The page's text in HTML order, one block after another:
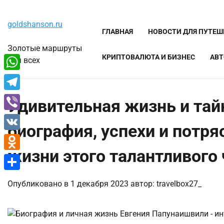
содержимому
goldshanson.ru
Золотые маршруты
для всех
ГЛАВНАЯ НОВОСТИ ДЛЯ
КРИПТОВАЛЮТА И БИЗНЕС
Удивительная жизнь и
биография, успехи и
жизни этого талантливого
Опубликовано в 1 декабря 2023 автор: travelbox27_
WhatsApp
Telegram
Viber
VK
Odnoklassniki